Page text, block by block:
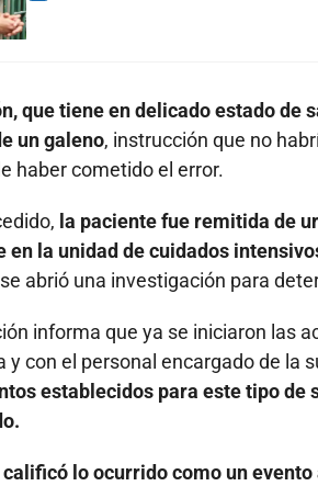
que tiene en delicado estado
un galeno, instrucción que no
haber cometido el error.
la paciente fue remitida de
en la unidad de cuidados
abrió una investigación para
informa que ya se iniciaron las
y con el personal encargado de la
establecidos para este tipo
lo ocurrido como un